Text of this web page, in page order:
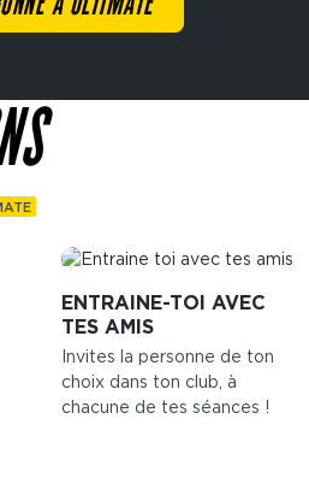
Image
ENTRAINE-TOI AVEC
TES AMIS
Invites la personne de ton
choix dans ton club, à
chacune de tes séances !